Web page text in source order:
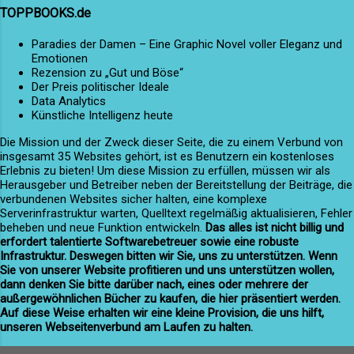
Küstenstad...
einfach, weil es schmeckte. Neben ihm lag ein
Seiten voller Gedanken, Erinnerungen,
Beobachtungen. Kein Bericht, kein
Polizeiprotokoll. Sondern eine Geschichte. Die
Geschichte von Dunmoor. Vom Wächter. Von
Schuld und Hoffnung. Und von einer jungen
Frau, die aus dem Nebel kam und wieder ging.
Versöhnung Aileen Kerr trat durch das
Gartentor, zwei Becher...
TOPPBOOKS.de
Paradies der Damen – Eine Graphic Novel voller Eleganz und
Emotionen
Rezension zu „Gut und Böse“
Der Preis politischer Ideale
Data Analytics
Künstliche Intelligenz heute
Die Mission und der Zweck dieser Seite, die zu einem Verbund von
insgesamt 35 Websites gehört, ist es Benutzern ein kostenloses
Erlebnis zu bieten! Um diese Mission zu erfüllen, müssen wir als
Herausgeber und Betreiber neben der Bereitstellung der Beiträge, die
verbundenen Websites sicher halten, eine komplexe
Serverinfrastruktur warten, Quelltext regelmäßig aktualisieren, Fehler
beheben und neue Funktion entwickeln. Das alles ist nicht billig und
erfordert talentierte Softwarebetreuer sowie eine robuste
Infrastruktur. Deswegen bitten wir Sie, uns zu unterstützen. Wenn
Sie von unserer Website profitieren und uns unterstützen wollen,
dann denken Sie bitte darüber nach, eines oder mehrere der
außergewöhnlichen Bücher zu kaufen, die hier präsentiert werden.
Auf diese Weise erhalten wir eine kleine Provision, die uns hilft,
unseren Webseitenverbund am Laufen zu halten.